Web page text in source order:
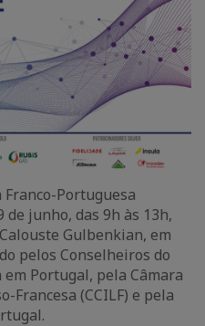
Franco-Portuguesa
junho, das 9h às 13h,
Gulbenkian, em
pelos Conselheiros do
Portugal, pela Câmara
Francesa (CCILF) e pela